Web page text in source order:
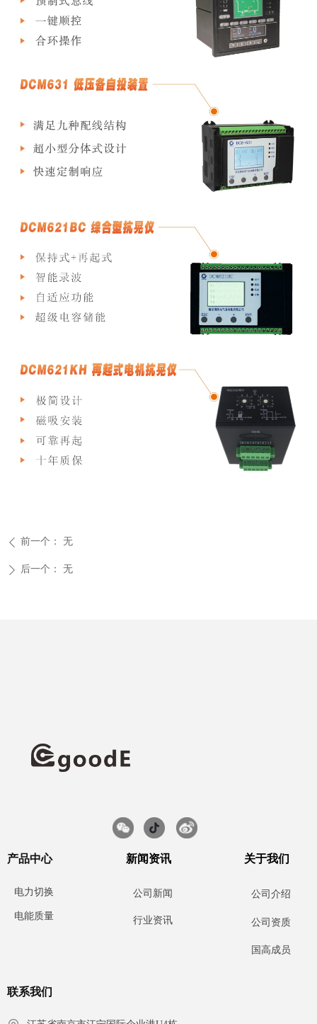
ꄴ 前一个： 无
ꄲ 后一个： 无
产品中心
电力切换
电能质量
公司新闻
行业资讯
新闻资讯
公司介绍
公司资质
国高成员
关于我们
联系我们